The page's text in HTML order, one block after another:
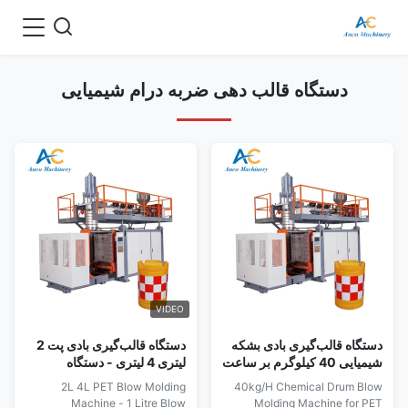
دستگاه قالب دهی ضربه درام شیمیایی
دستگاه قالب‌گیری بادی بشکه
شیمیایی 40 کیلوگرم بر ساعت
PET HDPE اشکال مختلف
اتوماتیک بادی
40kg/H Chemical Drum Blow
Molding Machine for PET
VIDEO
دستگاه قالب‌گیری بادی پت 2
لیتری 4 لیتری - دستگاه
قالب‌گیری بادی 1 لیتری
2L 4L PET Blow Molding
Machine - 1 Litre Blow